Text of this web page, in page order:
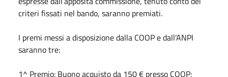
criteri fissati nel bando, saranno premiati.
I premi messi a disposizione dalla COOP e dall’ANPI
saranno tre:
1^ Premio: Buono acquisto da 150 € presso COOP;